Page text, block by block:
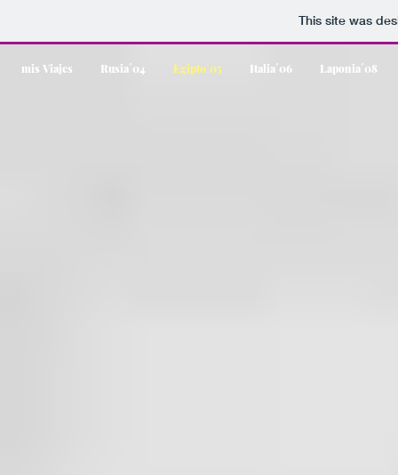
This site was
mis Viajes Rusia´04 Egipto´05 Italia´06 Laponia´08